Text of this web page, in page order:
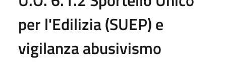
per l'Edilizia (SUEP) e
vigilanza abusivismo